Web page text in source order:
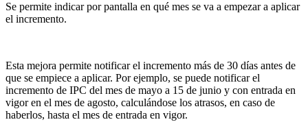
Se permite indicar por pantalla en qué mes se va a empezar a aplicar
el incremento.
Esta mejora permite notificar el incremento más de 30 días antes de
que se empiece a aplicar. Por ejemplo, se puede notificar el
incremento de IPC del mes de mayo a 15 de junio y con entrada en
vigor en el mes de agosto, calculándose los atrasos, en caso de
haberlos, hasta el mes de entrada en vigor.